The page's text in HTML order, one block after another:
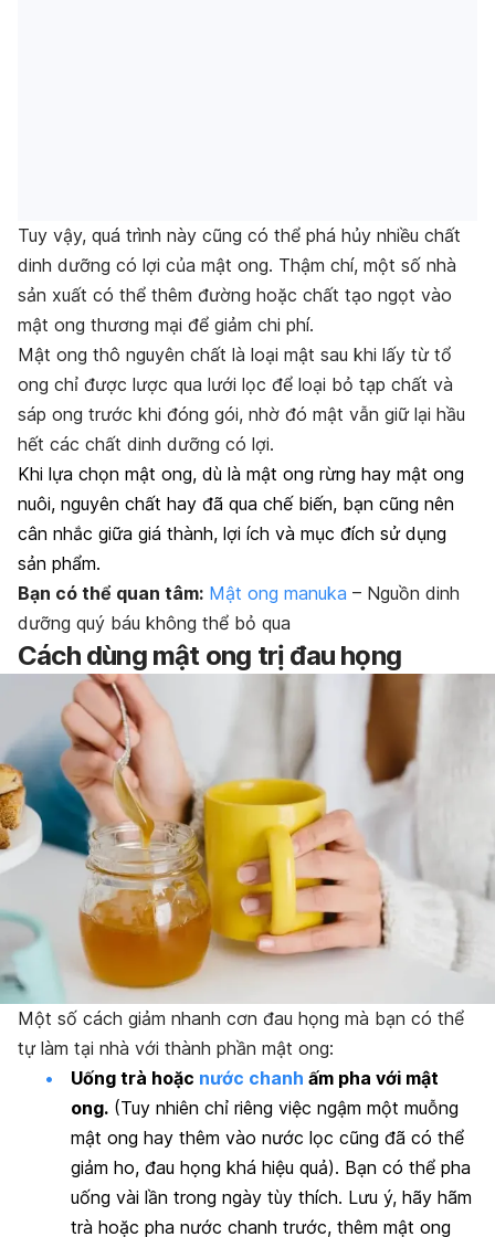
Tuy vậy, quá trình này cũng có thể phá hủy nhiều chất
dinh dưỡng có lợi của mật ong. Thậm chí, một số nhà
sản xuất có thể thêm đường hoặc chất tạo ngọt vào
mật ong thương mại để giảm chi phí.
Mật ong thô nguyên chất là loại mật sau khi lấy từ tổ
ong chỉ được lược qua lưới lọc để loại bỏ tạp chất và
sáp ong trước khi đóng gói, nhờ đó mật vẫn giữ lại hầu
hết các chất dinh dưỡng có lợi.
Khi lựa chọn mật ong, dù là mật ong rừng hay mật ong
nuôi, nguyên chất hay đã qua chế biến, bạn cũng nên
cân nhắc giữa giá thành, lợi ích và mục đích sử dụng
sản phẩm.
Bạn có thể quan tâm: Mật ong manuka – Nguồn dinh
dưỡng quý báu không thể bỏ qua
Cách dùng mật ong trị đau họng
Một số cách giảm nhanh cơn đau họng mà bạn có thể
tự làm tại nhà với thành phần mật ong:
Uống trà hoặc nước chanh ấm pha với mật
ong. (Tuy nhiên chỉ riêng việc ngậm một muỗng
mật ong hay thêm vào nước lọc cũng đã có thể
giảm ho, đau họng khá hiệu quả). Bạn có thể pha
uống vài lần trong ngày tùy thích. Lưu ý, hãy hãm
trà hoặc pha nước chanh trước, thêm mật ong